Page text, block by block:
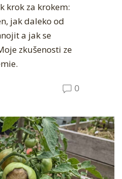
krok za krokem:
jak daleko od
a jak se
zkušenosti ze
0